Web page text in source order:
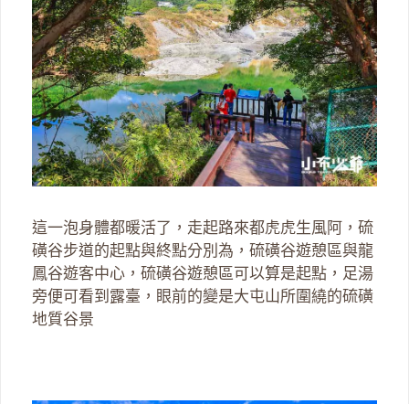
這一泡身體都暖活了，走起路來都虎虎生風阿，硫
磺谷步道的起點與終點分別為，硫磺谷遊憩區與龍
鳳谷遊客中心，硫磺谷遊憩區可以算是起點，足湯
旁便可看到露臺，眼前的變是大屯山所圍繞的硫磺
地質谷景